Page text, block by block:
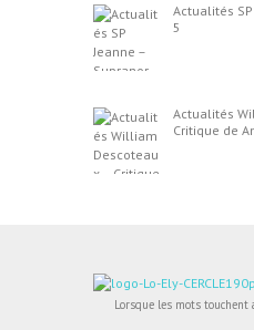
Actualités
5
Actualités
Critique de
Lorsque les mots touchent